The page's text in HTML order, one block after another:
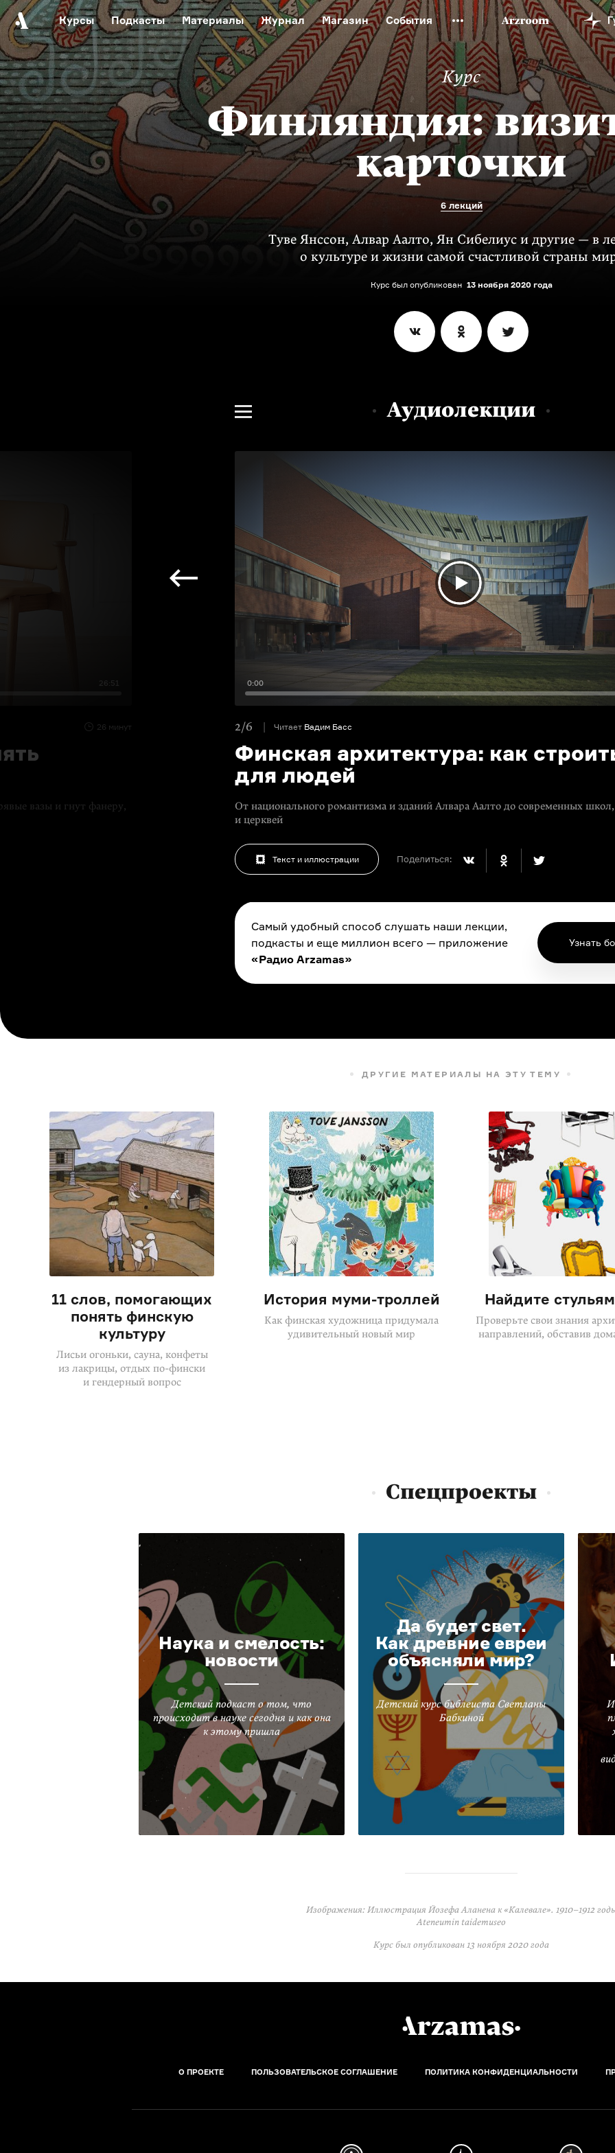
Курсы Подкасты Материалы Журнал Магазин События
Автор среди нас Еврейский музей Новая Третьяковка Онлайн-университет
Видеоистория русской культуры
Русский язык от «гой еси» до «лол кек»
Русское искусство XX века
Русская литература XX века
Курс
Финляндия:
карточки
6 лекций
Туве Янссон, Алвар Аалто, Ян Сибелиус и другие — в
о культуре и жизни самой счастливой страны
Курс был опубликован 13 ноября 2020 года
Аудиолекции
26:51
26 минут
вазы и гнут фанеру,
0:00
2/6 Читает Вадим Басс
Финская архитектура: как
для людей
От национального романтизма и зданий Алвара Аалто до современных
и церквей
Текст и иллюстрации Поделиться:
Самый удобный способ слушать наши лекции,
подкасты и еще миллион всего — приложение
«Радио Arzamas»
Узнать
ДРУГИЕ МАТЕРИАЛЫ НА ЭТУ ТЕМУ
11 слов, помогающих
понять финскую
культуру
Лисьи огоньки, сауна, конфеты
из лакрицы, отдых по-фински
и гендерный вопрос
История муми-троллей
Как финская художница придумала
удивительный новый мир
Найдите
Проверьте свои знания
направлений, обставив
Спецпроекты
Наука и смелость:
новости
Детский подкаст о том, что
происходит в науке сегодня и как она
к этому пришла
Да будет свет.
Как древние евреи
объясняли мир?
Детский курс библеиста Светланы
Бабкиной
Изображения: Иллюстрация Йозефа Аланена к «Калевале». 1910–1912
Ateneumin taidemuseo
Курс был опубликован13 ноября 2020 года
О ПРОЕКТЕ ПОЛЬЗОВАТЕЛЬСКОЕ СОГЛАШЕНИЕ ПОЛИТИКА КОНФИДЕНЦИАЛЬНОСТИ